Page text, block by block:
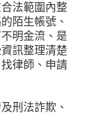
法範圍內整
陌生帳號、
明金流、是
訊整理清楚
律師、申請
刑法詐欺、